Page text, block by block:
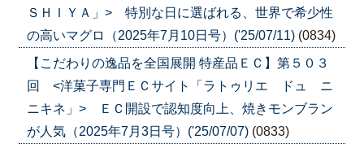
ＳＨＩＹＡ」> 特別な日に選ばれる、世界で希少性
の高いマグロ（2025年7月10日号）('25/07/11) (0834)
【こだわりの逸品を全国展開 特産品ＥＣ】第５０３
回 <洋菓子専門ＥＣサイト「ラトゥリエ ドュ ニ
ニキネ」> ＥＣ開設で認知度向上、焼きモンブラン
が人気（2025年7月3日号）('25/07/07) (0833)